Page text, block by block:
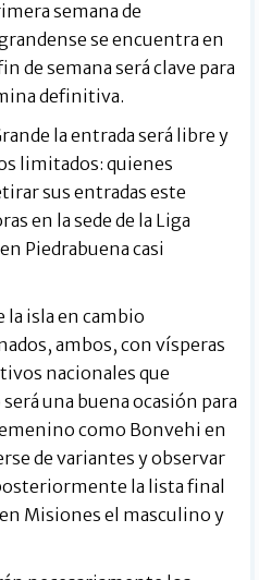
semana de
se encuentra en
de semana será clave para
definitiva.
la entrada será libre y
limitados: quienes
sus entradas este
en la sede de la Liga
Piedrabuena casi
la isla en cambio
ambos, con vísperas
nacionales que
una buena ocasión para
como Bonvehi en
de variantes y observar
la lista final
Misiones el masculino y